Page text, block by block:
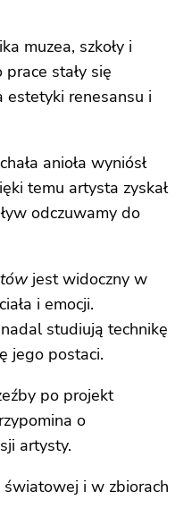
muzea, szkoły i
stały się
estetyki renesansu i
anioła wyniósł
temu artysta zyskał
odczuwamy do
jest widoczny w
i emocji.
studiują technikę
jego postaci.
po projekt
o
artysty.
i w zbiorach